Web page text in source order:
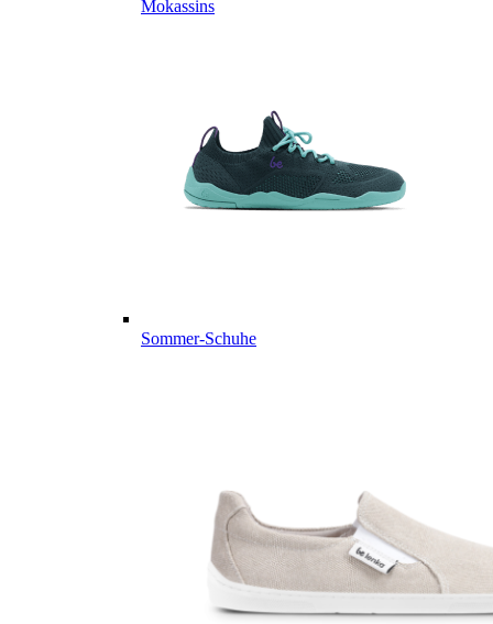
Mokassins
Sommer-Schuhe